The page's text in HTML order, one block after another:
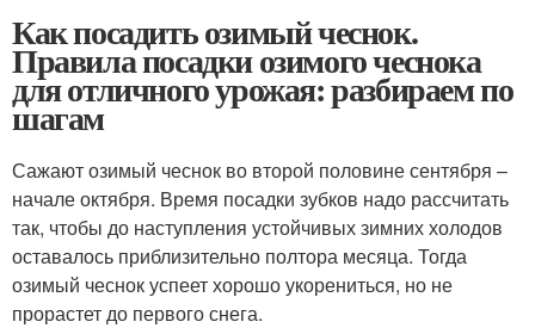
Как посадить озимый чеснок.
Правила посадки озимого чеснока
для отличного урожая: разбираем по
шагам
Сажают озимый чеснок во второй половине сентября –
начале октября. Время посадки зубков надо рассчитать
так, чтобы до наступления устойчивых зимних холодов
оставалось приблизительно полтора месяца. Тогда
озимый чеснок успеет хорошо укорениться, но не
прорастет до первого снега.